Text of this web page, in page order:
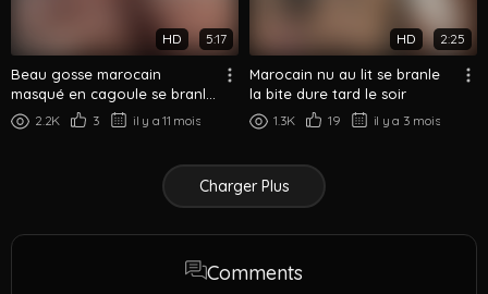
HD 5:17
Beau gosse marocain
masqué en cagoule se branle
sa grosse bite au lit
2.2K 3 il y a 11 mois
HD 2:25
Marocain nu au lit se branle
la bite dure tard le soir
1.3K 19 il y a 3 mois
Charger Plus
Comments